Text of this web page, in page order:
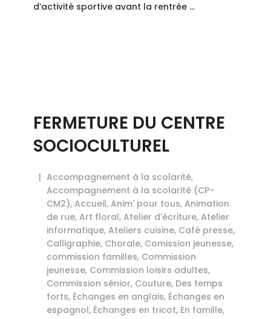
d’activité sportive avant la rentrée …
FERMETURE DU CENTRE
SOCIOCULTUREL
Accompagnement à la scolarité,
Accompagnement à la scolarité (CP-
CM2), Accueil, Anim' pour tous, Animation
de rue, Art floral, Atelier d'écriture, Atelier
informatique, Ateliers cuisine, Café presse,
Calligraphie, Chorale, Comission jeunesse,
commission familles, Commission
jeunesse, Commission loisirs adultes,
Commission sénior, Couture, Des temps
forts, Échanges en anglais, Échanges en
espagnol, Échanges en tricot, En famille,